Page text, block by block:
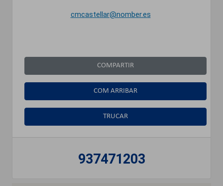
cmcastellar@nomber.es
COMPARTIR
COM ARRIBAR
TRUCAR
937471203